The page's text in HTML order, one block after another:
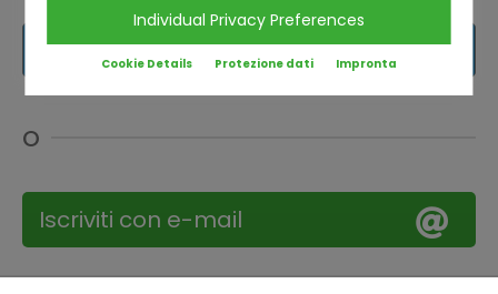
Iscriviti con LinkedIn
o
Iscriviti con e-mail
Individual Privacy Preferences
Cookie Details Protezione dati Impronta